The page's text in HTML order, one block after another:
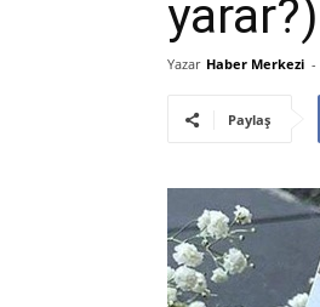
yarar?)
Yazar Haber Merkezi -
Paylaş